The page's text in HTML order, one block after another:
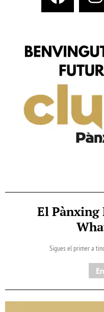
El Pànxing
Sigues el primer a